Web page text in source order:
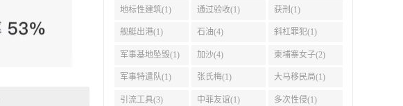
地标性建筑(1) 通过验收(1) 获刑(1)
舰艇出港(1) 石油(4) 斜杠罪犯(1)
军事基地坠毁(1) 加沙(4) 柬埔寨女子(2)
军事特遣队(1) 张氏梅(1) 大马移民局(1)
引流工具(3) 中菲友谊(1) 多次性侵(1)